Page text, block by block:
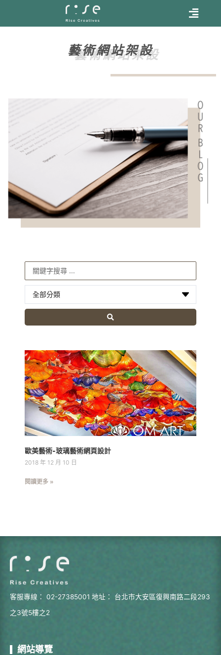
藝術網站架設
歐美藝術-玻璃藝術網頁設計
2018 年 12 月 10 日
閱讀更多 »
客服專線： 02-27385001 地址： 台北市大安區復興南路二段293
之3號5樓之2
網站導覽